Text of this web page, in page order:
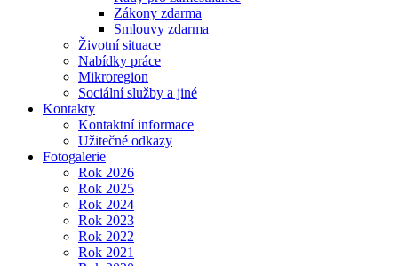
Zákony zdarma
Smlouvy zdarma
Životní situace
Nabídky práce
Mikroregion
Sociální služby a jiné
Kontakty
Kontaktní informace
Užitečné odkazy
Fotogalerie
Rok 2026
Rok 2025
Rok 2024
Rok 2023
Rok 2022
Rok 2021